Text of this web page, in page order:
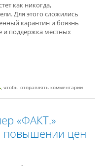
как никогда,
Для этого сложились
карантин и боязнь
и поддержка местных
, чтобы отправлять комментарии
«ФАКТ.»
повышении цен